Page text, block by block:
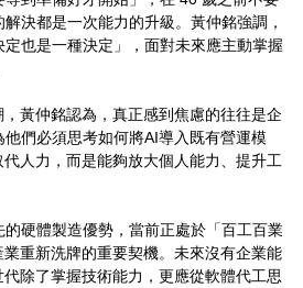
決都是一次能力的升級。黃仲銘強調，
定也是一種決定」，面對未來應主動掌握
黃仲銘認為，真正感到焦慮的往往是企
們必須思考如何將AI導入既有營運模
人力，而是能夠放大個人能力、提升工
硬體製造優勢，當前正處於「百工百業
重新洗牌的重要契機。未來沒有企業能
除了掌握技術能力，更應從軟體代工思